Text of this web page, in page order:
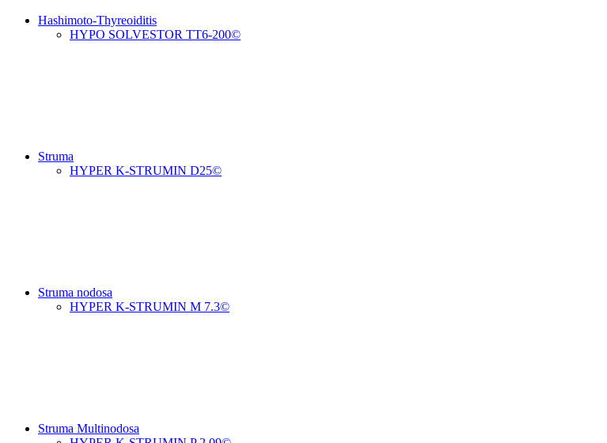
Hashimoto-Thyreoiditis
HYPO SOLVESTOR TT6-200©
Struma
HYPER K-STRUMIN D25©
Struma nodosa
HYPER K-STRUMIN M 7.3©
Struma Multinodosa